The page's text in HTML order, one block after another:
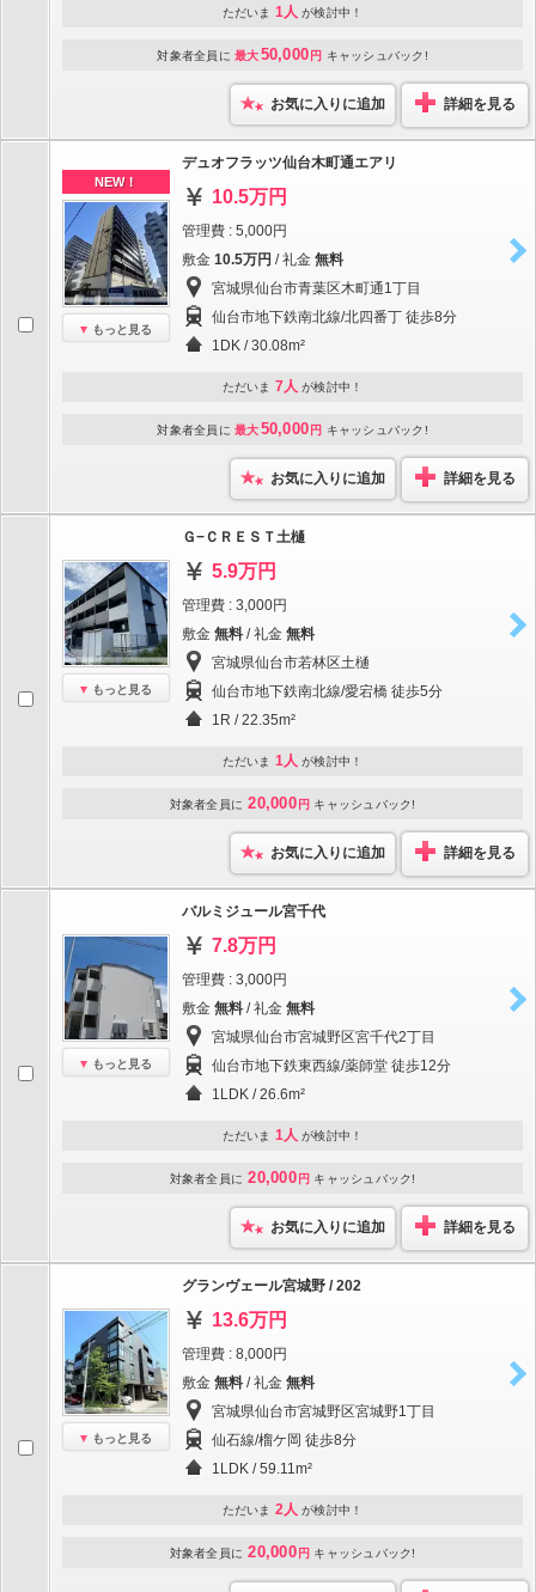
ただいま 1人 が検討中！
対象者全員に 最大50,000 円 キャッシュバック!
お気に入りに追加 詳細を見る
NEW！
もっと見る
デュオフラッツ仙台木町通エアリ
10.5万円
管理費 : 5,000円
敷金 10.5万円 / 礼金 無料
宮城県仙台市青葉区木町通1丁目
仙台市地下鉄南北線/北四番丁 徒歩8分
1DK / 30.08m²
ただいま 7人 が検討中！
対象者全員に 最大50,000 円 キャッシュバック!
お気に入りに追加 詳細を見る
もっと見る
Ｇ−ＣＲＥＳＴ土樋
5.9万円
管理費 : 3,000円
敷金 無料 / 礼金 無料
宮城県仙台市若林区土樋
仙台市地下鉄南北線/愛宕橋 徒歩5分
1R / 22.35m²
ただいま 1人 が検討中！
対象者全員に 20,000 円 キャッシュバック!
お気に入りに追加 詳細を見る
もっと見る
バルミジュール宮千代
7.8万円
管理費 : 3,000円
敷金 無料 / 礼金 無料
宮城県仙台市宮城野区宮千代2丁目
仙台市地下鉄東西線/薬師堂 徒歩12分
1LDK / 26.6m²
ただいま 1人 が検討中！
対象者全員に 20,000 円 キャッシュバック!
お気に入りに追加 詳細を見る
もっと見る
グランヴェール宮城野 / 202
13.6万円
管理費 : 8,000円
敷金 無料 / 礼金 無料
宮城県仙台市宮城野区宮城野1丁目
仙石線/榴ケ岡 徒歩8分
1LDK / 59.11m²
ただいま 2人 が検討中！
対象者全員に 20,000 円 キャッシュバック!